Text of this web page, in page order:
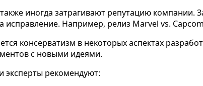
иногда затрагивают репутацию
исправление. Например, релиз Marvel vs.
консерватизм в некоторых аспектах
с новыми идеями.
эксперты рекомендуют: